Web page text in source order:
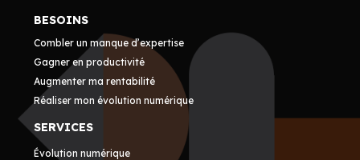
BESOINS
Combler un manque d’expertise
Gagner en productivité
Augmenter ma rentabilité
Réaliser mon évolution numérique
SERVICES
Évolution numérique